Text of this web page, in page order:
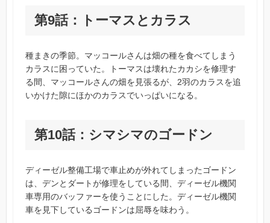
第9話：トーマスとカラス
種まきの季節。マッコールさんは畑の種を食べてしまう
カラスに困っていた。トーマスは壊れたカカシを修理す
る間、マッコールさんの畑を見張るが、2羽のカラスを追
いかけた隙にほかのカラスでいっぱいになる。
第10話：シマシマのゴードン
ディーゼル整備工場で車止めが外れてしまったゴードン
は、デンとダートが修理をしている間、ディーゼル機関
車専用のバッファーを使うことにした。ディーゼル機関
車を見下しているゴードンは屈辱を味わう。